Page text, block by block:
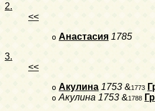
2.
<<
o Анастасия 1785
3.
<<
o Акулина 1753 &1773
o Акулина 1753 &1788